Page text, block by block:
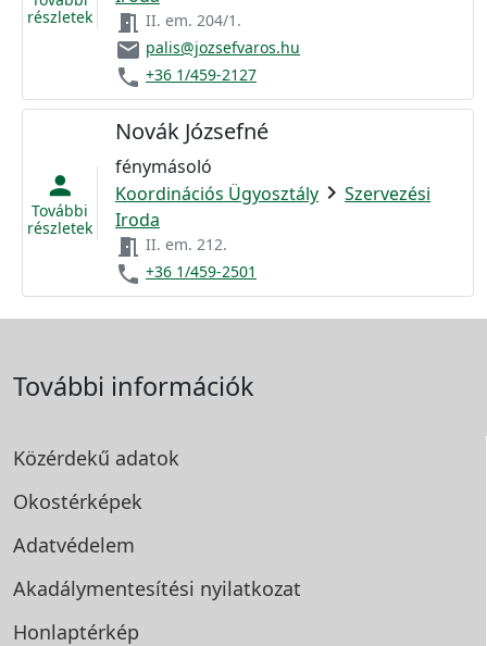
részletek
meeting_room II. em. 204/1.
email palis@jozsefvaros.hu
phone +36 1/459-2127
person
További
részletek
Novák Józsefné
fénymásoló
Koordinációs Ügyosztály chevron_right Szervezési
Iroda
meeting_room II. em. 212.
phone +36 1/459-2501
További információk
Közérdekű adatok
Okostérképek
Adatvédelem
Akadálymentesítési nyilatkozat
Honlaptérkép